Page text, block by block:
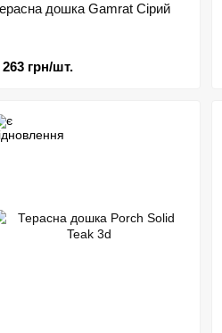
дошка Gamrat Сірий
263 грн/шт.